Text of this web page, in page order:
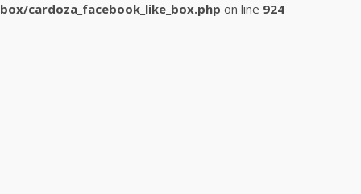
box/cardoza_facebook_like_box.php on line 924